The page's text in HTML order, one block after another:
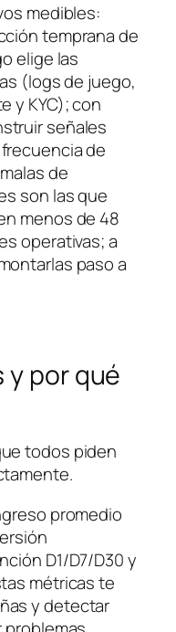
medibles:
temprana de
elige las
(logs de juego,
y KYC); con
señales
de
de
son las que
menos de 48
operativas; a
paso a
por qué
todos piden
promedio
D1/D7/D30 y
métricas te
y detectar